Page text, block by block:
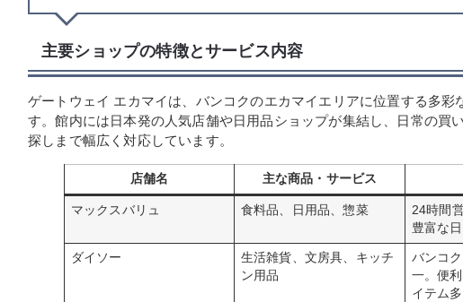
主要ショップの特徴とサービス内容
ゲートウェイ エカマイは、バンコクのエカマイエリアに位置する多彩
す。館内には日本発の人気店舗や日用品ショップが集結し、日常の買
探しまで幅広く対応しています。
店舗名 主な商品・サービス
マックスバリュ 食料品、日用品、惣菜
24時間
豊富な
ダイソー
生活雑貨、文房具、キッチ
ン用品
バンコ
一。便
イテム